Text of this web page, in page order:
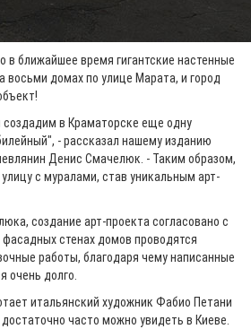
в ближайшее время гигантские настенные
восьми домах по улице Марата, и город
создадим в Краматорске еще одну
- рассказал нашему изданию
Денис Смачелюк. - Таким образом,
с муралами, став уникальным арт-
создание арт-проекта согласовано с
стенах домов проводятся
работы, благодаря чему написанные
очень долго.
итальянский художник Фабио Петани
достаточно часто можно увидеть в Киеве.